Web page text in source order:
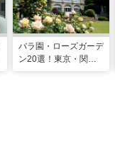
バラ園・ローズガーデ
ン20選！東京・関東